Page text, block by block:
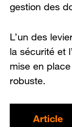
gestion des
L’un des
la sécurité et
mise en
robuste.
Article